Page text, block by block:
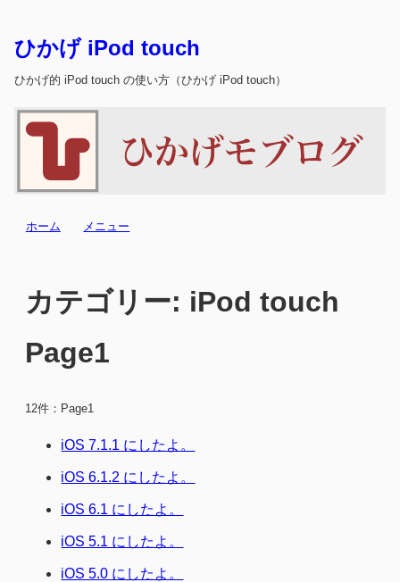
ひかげ iPod touch
ひかげ的 iPod touch の使い方（ひかげ iPod touch）
ホーム メニュー
カテゴリー: iPod touch
Page1
12件：Page1
iOS 7.1.1 にしたよ。
iOS 6.1.2 にしたよ。
iOS 6.1 にしたよ。
iOS 5.1 にしたよ。
iOS 5.0 にしたよ。